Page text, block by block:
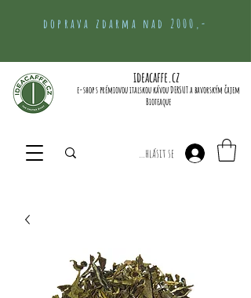
doprava zdarma nad 2000,-
e-shop s prémiovou italskou kávou DERSUT a bavorským čajem
Bioteaque
Přihlásit se
ideacaffe.cz